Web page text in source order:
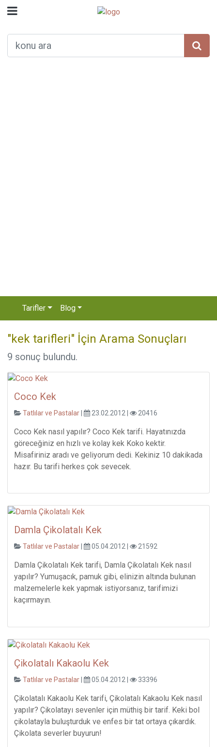
Tarifler Blog
"kek tarifleri" İçin Arama Sonuçları
9 sonuç bulundu.
Coco Kek
Tatlılar ve Pastalar| 23.02.2012 | 20416
Coco Kek nasıl yapılır? Coco Kek tarifi. Hayatınızda
göreceğiniz en hızlı ve kolay kek Koko kektir.
Misafiriniz aradı ve geliyorum dedi. Kekiniz 10 dakikada
hazır. Bu tarifi herkes çok sevecek.
Damla Çikolatalı Kek
Tatlılar ve Pastalar 05.04.2012 | 21592
Damla Çikolatalı Kek tarifi, Damla Çikolatalı Kek nasıl
yapılır? Yumuşacık, pamuk gibi, elinizin altında bulunan
malzemelerle kek yapmak istiyorsanız, tarifimizi
kaçırmayın.
Çikolatalı Kakaolu Kek
Tatlılar ve Pastalar 05.04.2012 | 33396
Çikolatalı Kakaolu Kek tarifi, Çikolatalı Kakaolu Kek nasıl
yapılır? Çikolatayı sevenler için müthiş bir tarif. Keki bol
çikolatayla buluşturduk ve enfes bir tat ortaya çıkardık.
Çikolata severler buyurun!